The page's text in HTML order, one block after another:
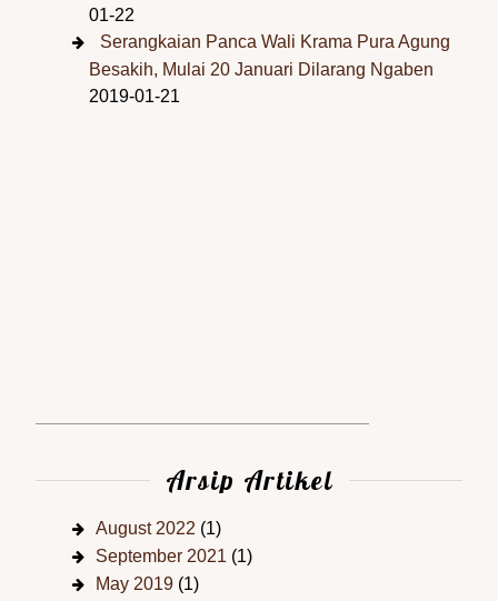
01-22
Serangkaian Panca Wali Krama Pura Agung
Besakih, Mulai 20 Januari Dilarang Ngaben
2019-01-21
Arsip Artikel
August 2022 (1)
September 2021 (1)
May 2019 (1)